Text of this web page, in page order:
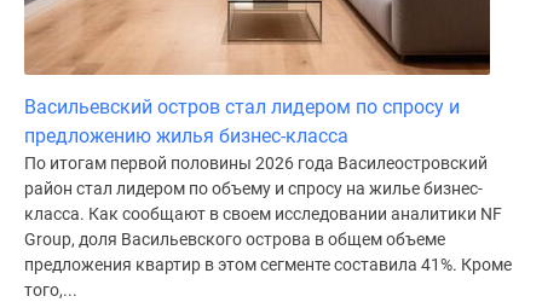
акции
Васильевский остров стал лидером по спросу и
предложению жилья бизнес-класса
По итогам первой половины 2026 года Василеостровский
район стал лидером по объему и спросу на жилье бизнес-
класса. Как сообщают в своем исследовании аналитики NF
Group, доля Васильевского острова в общем объеме
предложения квартир в этом сегменте составила 41%. Кроме
того,...